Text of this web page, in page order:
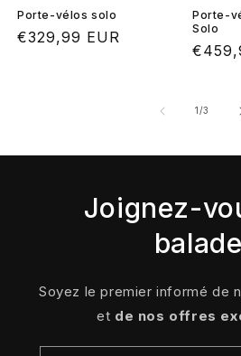
Porte-vélos solo
Prix
€329,99 EUR
Porte-
Solo
Prix
1/de
3
Joignez-
Soyez le premier informé de
et de nos offres